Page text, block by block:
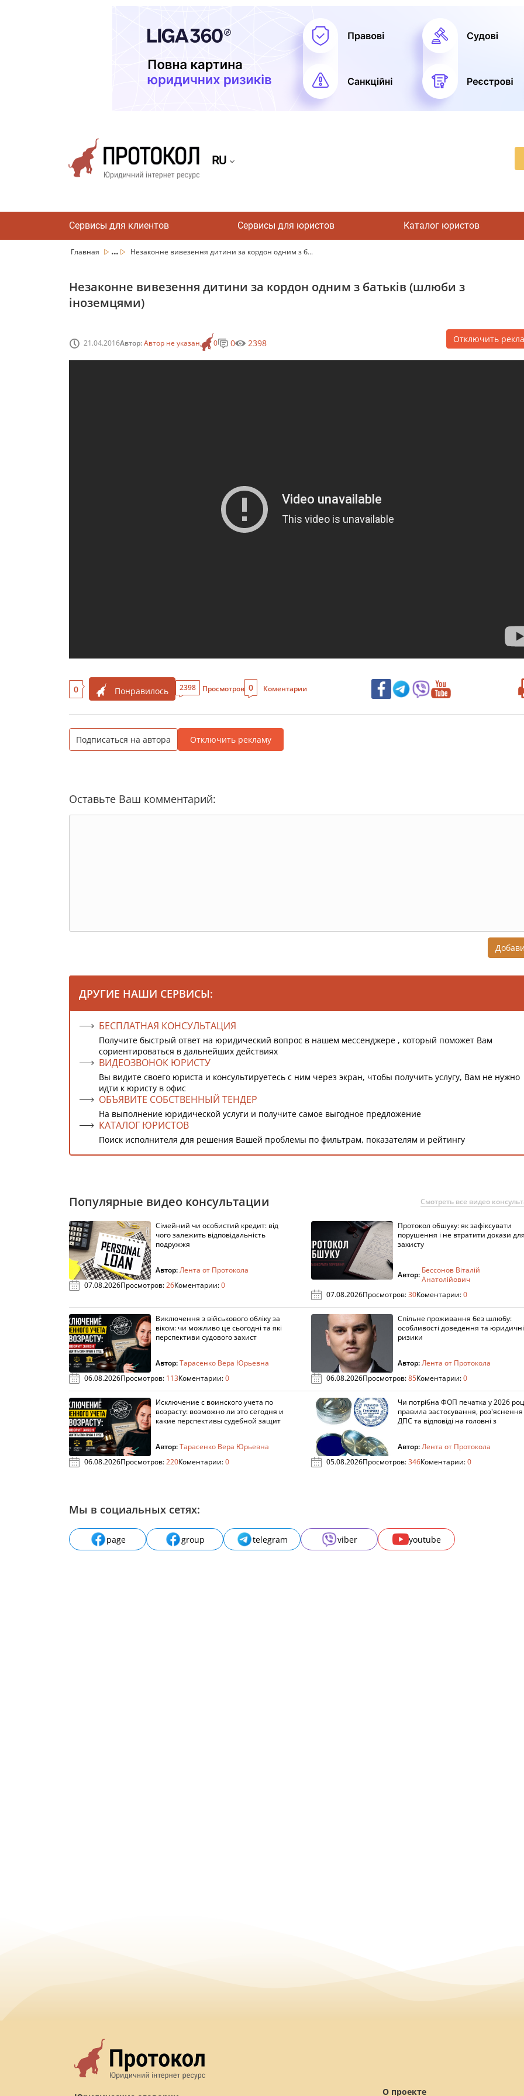
RU
Сервисы для клиентов Сервисы для юристов Каталог юристов
Главная ... Незаконне вивезення дитини за кордон одним з б...
Незаконне вивезення дитини за кордон одним з батьків (шлюби з
іноземцями)
21.04.2016Автор:Автор не указан 0 0 2398 Отключить
0 Понравилось 2398 Просмотров 0 Коментарии
Подписаться на автора Отключить рекламу
Оставьте Ваш комментарий:
ДРУГИЕ НАШИ СЕРВИСЫ:
БЕСПЛАТНАЯ КОНСУЛЬТАЦИЯ
Получите быстрый ответ на юридический вопрос в нашем мессенджере , который поможет Вам
сориентироваться в дальнейших действиях
ВИДЕОЗВОНОК ЮРИСТУ
Вы видите своего юриста и консультируетесь с ним через экран, чтобы получить услугу, Вам не нужно
идти к юристу в офис
ОБЪЯВИТЕ СОБСТВЕННЫЙ ТЕНДЕР
На выполнение юридической услуги и получите самое выгодное предложение
КАТАЛОГ ЮРИСТОВ
Поиск исполнителя для решения Вашей проблемы по фильтрам, показателям и рейтингу
Популярные видео консультации Смотреть все видео
Сімейний чи особистий кредит: від
чого залежить відповідальність
подружжя
Автор:Лента от Протокола
07.08.2026Просмотров:26Коментарии:0
Протокол обшуку: як зафіксувати
порушення і не втратити докази для
захисту
Автор: Бессонов Віталій
Анатолійович
07.08.2026Просмотров:30Коментарии:0
Виключення з військового обліку за
віком: чи можливо це сьогодні та які
перспективи судового захист
Автор:Тарасенко Вера Юрьевна
06.08.2026Просмотров: 113Коментарии:0
Спільне проживання без шлюбу:
особливості доведення та юридичні
ризики
Автор:Лента от Протокола
06.08.2026Просмотров:85Коментарии:0
Исключение с воинского учета по
возрасту: возможно ли это сегодня и
какие перспективы судебной защит
Автор:Тарасенко Вера Юрьевна
06.08.2026Просмотров:220Коментарии:0
Чи потрібна ФОП печатка у 2026
правила застосування, роз'яснення
ДПС та відповіді на головні з
Автор:Лента от Протокола
05.08.2026Просмотров:346Коментарии:0
Мы в социальных сетях:
page group telegram viber youtube
О проекте